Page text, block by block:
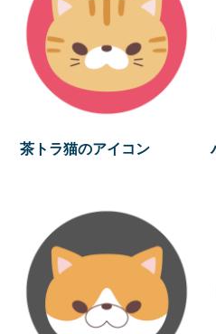
茶トラ猫のアイコン